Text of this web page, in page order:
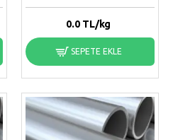
0.0TL/kg
SEPETE EKLE